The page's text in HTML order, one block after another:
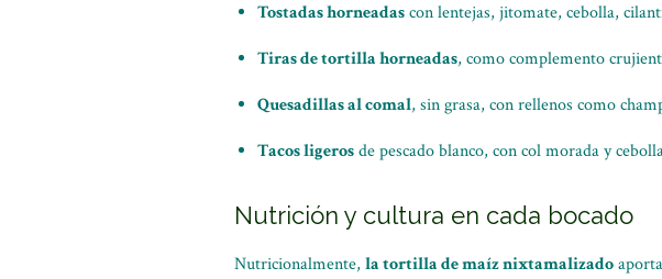
Tostadas horneadascon lentejas, jitomate, cebolla,
Tiras de tortilla horneadas, como complemento
Quesadillas al comal, sin grasa, con rellenos como
Tacos ligerosde pescado blanco, con col morada y
Nutrición y cultura en cada bocado
Nutricionalmente, la tortilla de maíz nixtamalizadoaporta